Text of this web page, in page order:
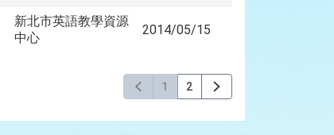
新北市英語教學資源
中心
2014/05/15
1 2